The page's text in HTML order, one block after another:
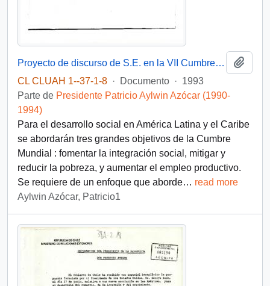
Proyecto de discurso de S.E. en la VII Cumbre Presidencial
CL CLUAH 1--37-1-8 · Documento · 1993
Parte de Presidente Patricio Aylwin Azócar (1990-
1994)
Para el desarrollo social en América Latina y el Caribe
se abordarán tres grandes objetivos de la Cumbre
Mundial : fomentar la integración social, mitigar y
reducir la pobreza, y aumentar el empleo productivo.
Se requiere de un enfoque que aborde… read more
Aylwin Azócar, Patricio1